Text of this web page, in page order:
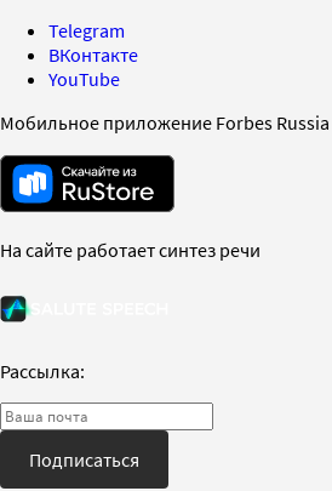
Telegram
ВКонтакте
YouTube
Мобильное приложение Forbes
На сайте работает синтез речи
Рассылка:
Подписаться